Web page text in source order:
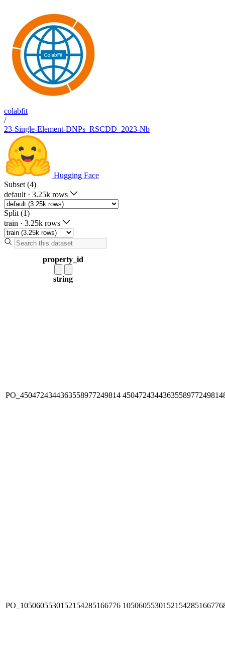
colabfit
/
23-Single-Element-DNPs_RSCDD_2023-Nb
Hugging Face
Subset (4)
default · 3.25k rows
Split (1)
train · 3.25k rows
property_id
string
PO_4504724344363558977249814
PO_1050605530152154285166776